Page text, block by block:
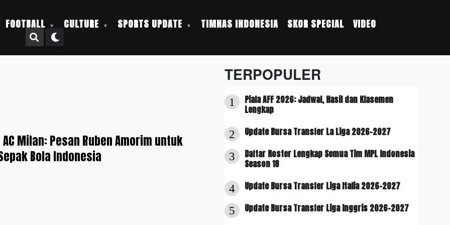
FOOTBALL CULTURE SPORTS UPDATE TIMNAS INDONESIA SKOR SPECIAL VIDEO
Milan: Pesan Ruben Amorim untuk
Bola Indonesia
TERPOPULER
1
Piala AFF 2026: Jadwal, Hasil dan Klasemen
Lengkap
2 Update Bursa Transfer La Liga 2026-2027
3
Daftar Roster Lengkap Semua Tim MPL Indonesia
Season 18
4 Update Bursa Transfer Liga Italia 2026-2027
5 Update Bursa Transfer Liga Inggris 2026-2027